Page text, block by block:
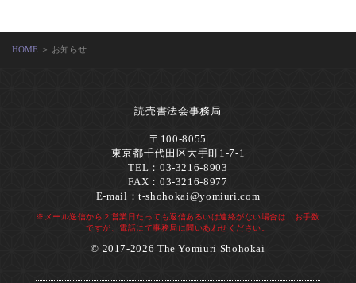
HOME ＞ お知らせ
読売書法会事務局
〒100-8055
東京都千代田区大手町1-7-1
TEL：03-3216-8903
FAX：03-3216-8977
E-mail：t-shohokai@yomiuri.com
※メール送信から２営業日たっても返信あるいは連絡がない場合は、お手数
ですが、電話にて事務局に問いあわせください。
© 2017-2026 The Yomiuri Shohokai